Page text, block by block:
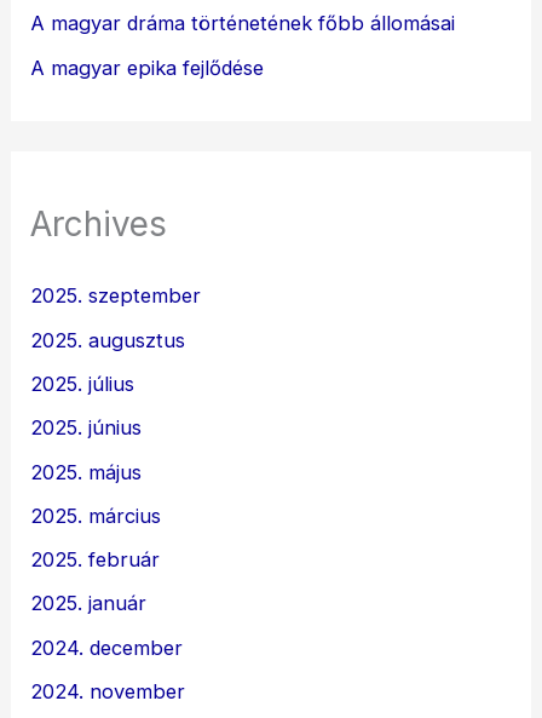
A magyar dráma történetének főbb állomásai
A magyar epika fejlődése
Archives
2025. szeptember
2025. augusztus
2025. július
2025. június
2025. május
2025. március
2025. február
2025. január
2024. december
2024. november